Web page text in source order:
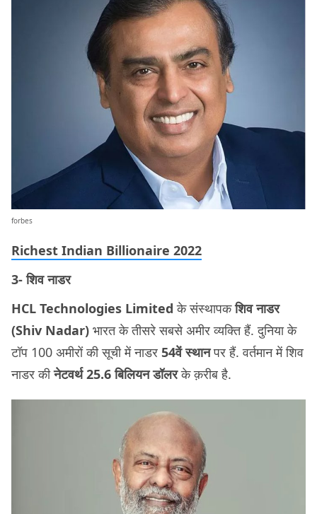
forbes
Richest Indian Billionaire 2022
3- शिव नाडर
HCL Technologies Limited के संस्थापकशिव नाडर
(Shiv Nadar) भारत के तीसरे सबसे अमीर व्यक्ति हैं. दुनिया के
टॉप 100 अमीरों की सूची में नाडर 54वें स्थानपर हैं. वर्तमान में शिव
नाडर कीनेटवर्थ 25.6 बिलियन डॉलरके क़रीब है.